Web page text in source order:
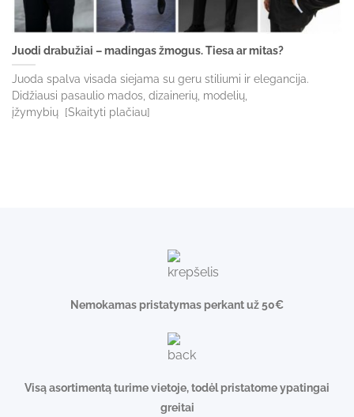
Juodi drabužiai – madingas žmogus. Tiesa ar mitas?
Juoda spalva visada siejama su geru stiliumi ir elegancija.
Didžiausi pasaulio mados, dizainerių, modelių,
įžymybių [Skaityti plačiau]
Nemokamas pristatymas perkant už 50€
Visą asortimentą turime vietoje, todėl pristatome ypatingai
greitai